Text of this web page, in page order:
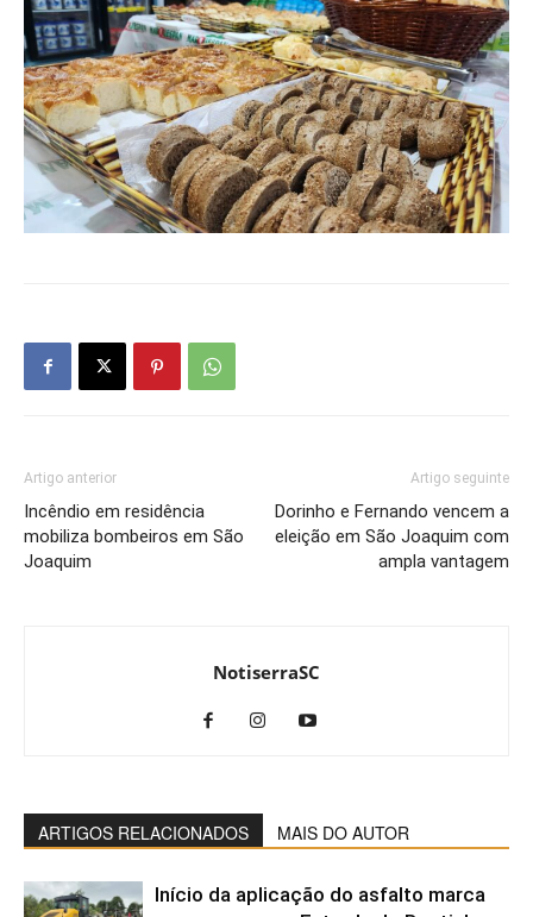
Artigo anterior
Incêndio em residência
mobiliza bombeiros em São
Joaquim
Artigo seguinte
Dorinho e Fernando vencem a
eleição em São Joaquim com
ampla vantagem
NotiserraSC
ARTIGOS RELACIONADOS MAIS DO AUTOR
Início da aplicação do asfalto marca